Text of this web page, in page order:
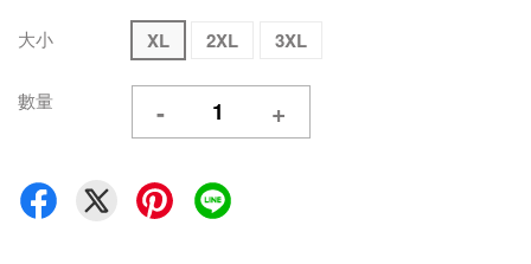
大小 XL 2XL 3XL
數量 - +